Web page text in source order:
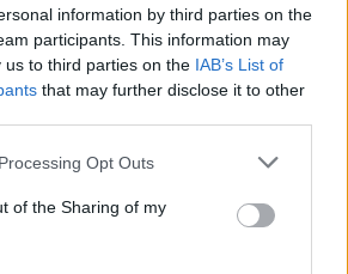
information by third parties on the
participants. This information may
us to third parties on the IAB’s List of
that may further disclose it to other
website/app uses one or more Google
or usage behaviour. You may click to
to Google and its third-party tags to
specified purposes in below Google
Opt Outs
of the Sharing of my